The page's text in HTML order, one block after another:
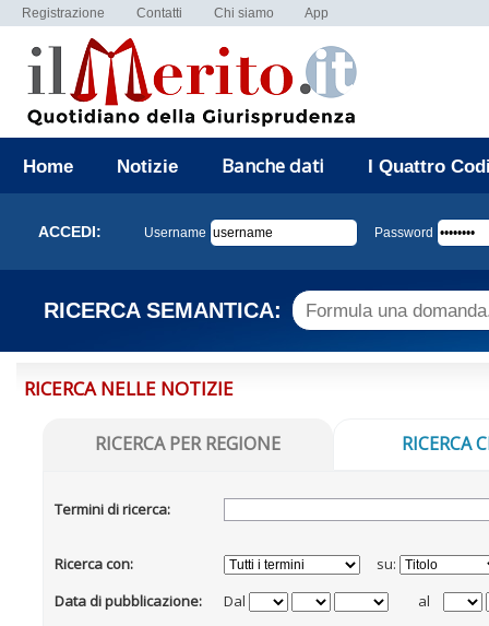
Registrazione Contatti Chi siamo App
Home Notizie Banche dati I Quattro
ACCEDI: Username Password
RICERCA SEMANTICA:
RICERCA NELLE NOTIZIE
RICERCA PER REGIONE RICERCA
Termini di ricerca:
Ricerca con:
su:
Data di pubblicazione:
Dal
al